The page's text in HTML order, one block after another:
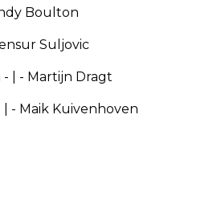
Boulton
Suljovic
| - Martijn Dragt
- Maik Kuivenhoven